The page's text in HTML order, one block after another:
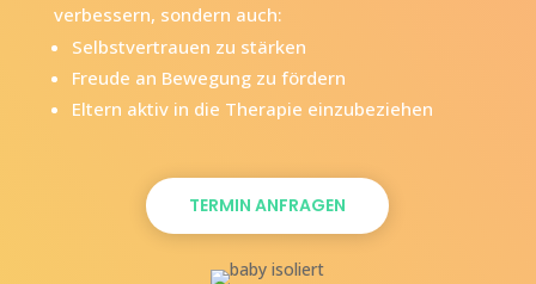
verbessern, sondern auch:
Selbstvertrauen zu stärken
Freude an Bewegung zu fördern
Eltern aktiv in die Therapie einzubeziehen
TERMIN ANFRAGEN